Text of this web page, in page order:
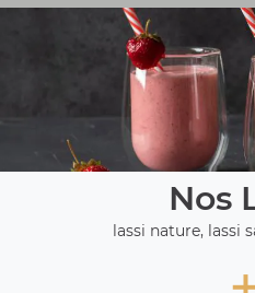
Nos
lassi nature, lassi